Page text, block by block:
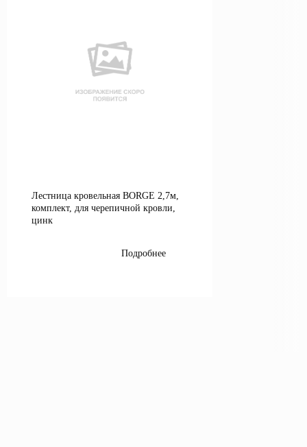
Лестница кровельная BORGE 2,7м,
комплект, для черепичной кровли,
цинк
Подробнее